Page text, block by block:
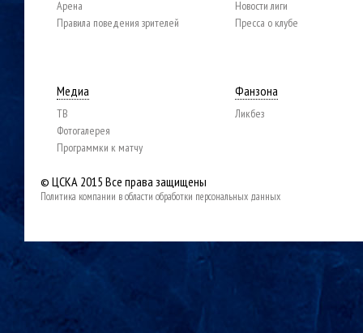
Арена
Правила поведения зрителей
Новости лиги
Пресса о клубе
Медиа
ТВ
Фотогалерея
Программки к матчу
Фанзона
Ликбез
© ЦСКА 2015 Все права защищены
Политика компании в области обработки персональных данных